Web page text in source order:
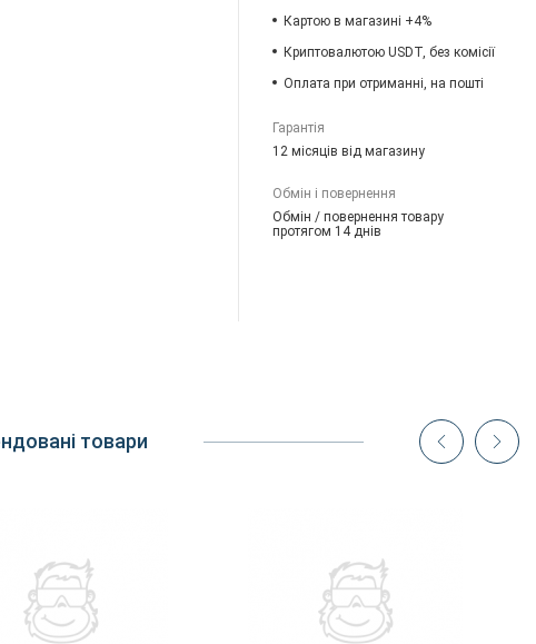
Картою в магазині +4%
Криптовалютою USDT, без комісії
Оплата при отриманні, на пошті
Гарантія
12 місяців від магазину
Обмін і повернення
Обмін / повернення товару
протягом 14 днів
товари